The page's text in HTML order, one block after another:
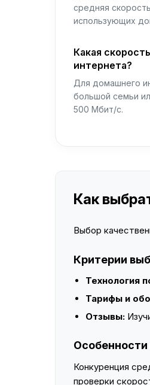
средняя
использующих
Какая
интернета?
Для домашнего
большой семьи
500 Мбит/с.
Как
Выбор
Критерии
Технология
Тарифы и
Отзывы:
Особенности
Конкуренция
проверки